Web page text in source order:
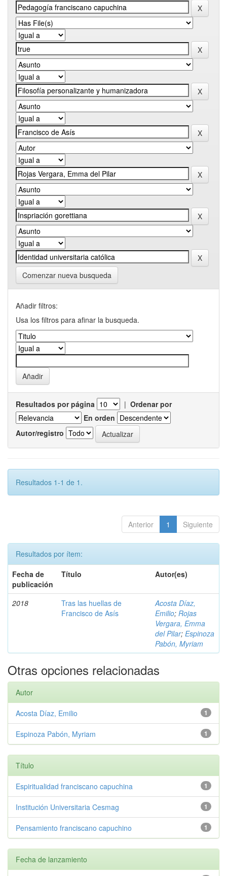
Comenzar nueva busqueda
Añadir filtros:
Usa los filtros para afinar la busqueda.
Resultados por página | Ordenar por
En orden
Autor/registro
Resultados 1-1 de 1.
Anterior 1 Siguiente
Resultados por ítem:
Fecha de
publicación
Título Autor(es)
2018
Tras las huellas de
Francisco de Asís
Acosta Díaz,
Emilio; Rojas
Vergara, Emma
del Pilar; Espinoza
Pabón, Myriam
Otras opciones relacionadas
Autor
1
Acosta Díaz, Emilio
1
Espinoza Pabón, Myriam
Título
1
Espiritualidad franciscano capuchina
1
Institución Universitaria Cesmag
1
Pensamiento franciscano capuchino
Fecha de lanzamiento